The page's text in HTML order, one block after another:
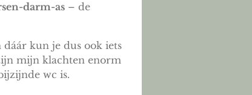
darm-as – de
dáár kun je dus ook iets
mijn klachten enorm
wc is.